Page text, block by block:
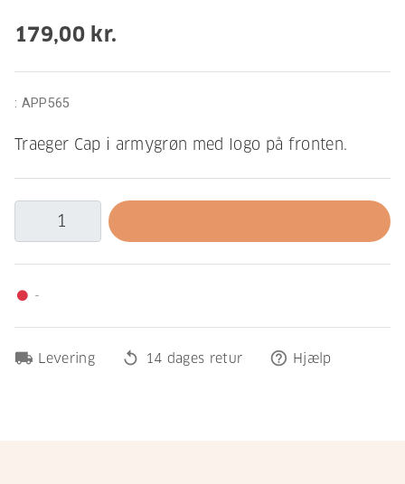
179,00 kr.
: APP565
Traeger Cap i armygrøn med logo på fronten.
fiber_manual_record -
local_shipping Levering replay 14 dages retur help_outline Hjælp